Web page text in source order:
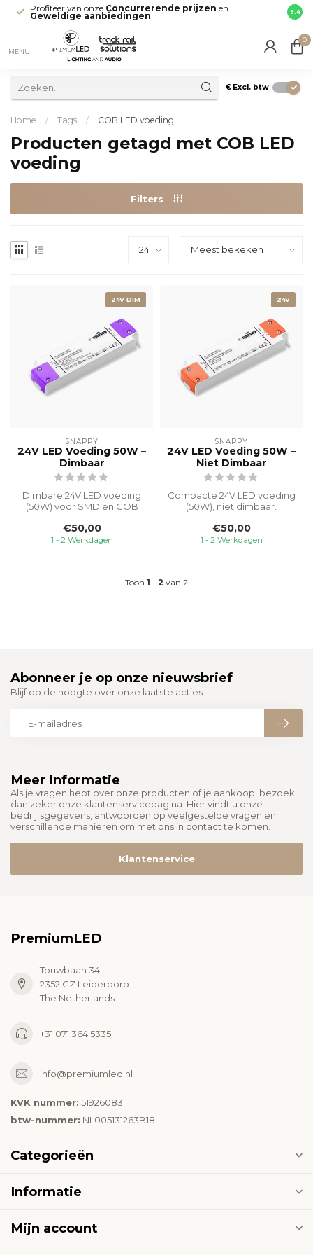
Profiteer van onze Concurrerende prijzen en
Geweldige aanbiedingen! direct
9.4
MENU
0
€ Excl. btw
Home / Tags / COB LED voeding
Producten getagd met COB LED
voeding
Filters
24V DIM
SNAPPY
24V LED Voeding 50W –
Dimbaar
Dimbare 24V LED voeding
(50W) voor SMD en COB
dim-to-...
€50,00
1 - 2 Werkdagen
24V
SNAPPY
24V LED Voeding 50W –
Niet Dimbaar
Compacte 24V LED voeding
(50W), niet dimbaar.
LED-strip...
€50,00
1 - 2 Werkdagen
Toon 1 - 2 van 2
Meer informatie
Als je vragen hebt over onze producten of je aankoop, bezoek
dan zeker onze klantenservicepagina. Hier vindt u onze
bedrijfsgegevens, antwoorden op veelgestelde vragen en
verschillende manieren om met ons in contact te komen.
Klantenservice
Abonneer je op onze nieuwsbrief
Blijf op de hoogte over onze laatste acties
PremiumLED
Touwbaan 34
2352 CZ Leiderdorp
The Netherlands
+31 071 364 5335
info@premiumled.nl
KVK nummer: 51926083
btw-nummer: NL005131263B18
Categorieën
Informatie
Mijn account